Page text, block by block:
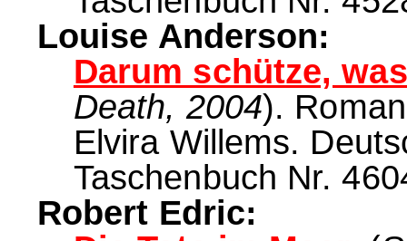
Louise Anderson:
Darum schütze,
Death, 2004).
Elvira Willems.
Taschenbuch Nr.
Robert Edric: